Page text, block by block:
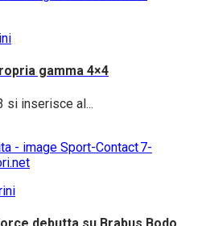
gamma 4×4
si inserisce al...